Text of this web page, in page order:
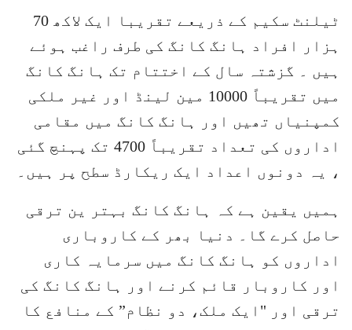
ٹیلنٹ سکیم کے ذریعے تقریبا ایک لاکھ 70
ہزار افراد ہانگ کانگ کی طرف راغب ہوئے
ہیں ۔ گزشتہ سال کے اختتام تک ہانگ کانگ
میں تقریباً 10000 مین لینڈ اور غیر ملکی
کمپنیاں تھیں اور ہانگ کانگ میں مقامی
اداروں کی تعداد تقریباً 4700 تک پہنچ گئی
، یہ دونوں اعداد ایک ریکارڈ سطح پر ہیں۔
ہمیں یقین ہے کہ ہانگ کانگ بہتر ین ترقی
حاصل کرے گا۔ دنیا بھر کے کاروباری
اداروں کو ہانگ کانگ میں سرمایہ کاری
اور کاروبار قائم کرنے اور ہانگ کانگ کی
ترقی اور "ایک ملک، دو نظام” کے منافع کا